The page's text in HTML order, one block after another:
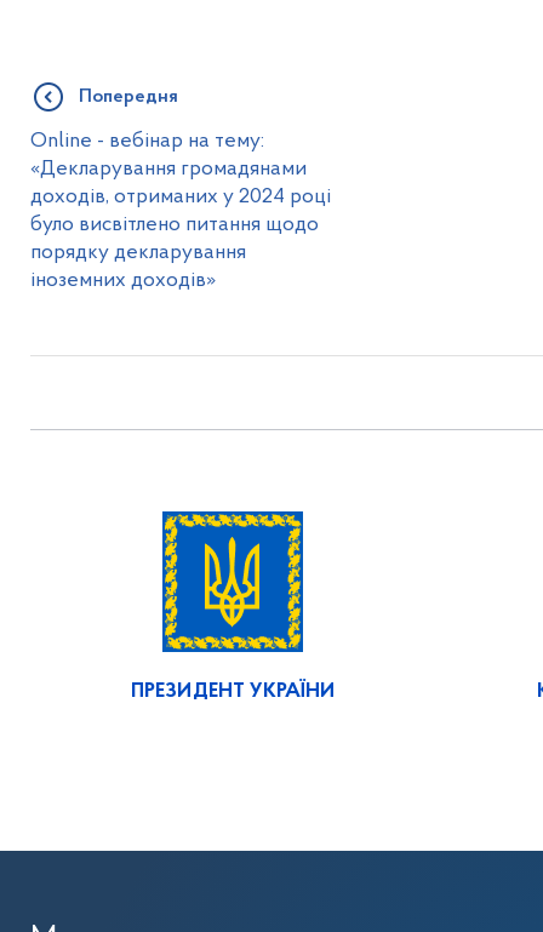
Попередня
Online - вебінар на тему:
«Декларування громадянами
доходів, отриманих у 2024 році
було висвітлено питання щодо
порядку декларування
іноземних доходів»
ПРЕЗИДЕНТ УКРАЇНИ